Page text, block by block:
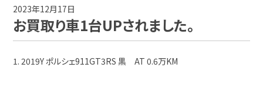
AMG買取実績
2023年12月17日
お買取り車1台UPされました。
1. 2019Y ポルシェ911GT3RS 黒 AT 0.6万KM